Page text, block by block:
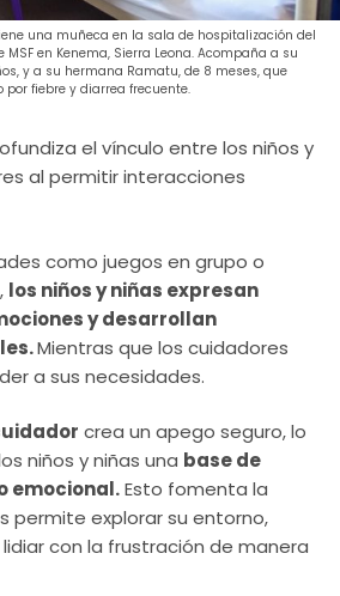
una muñeca en la sala de hospitalización del
en Kenema, Sierra Leona. Acompaña a su
y a su hermana Ramatu, de 8 meses, que
fiebre y diarrea frecuente.
el vínculo entre los niños y
al permitir interacciones
como juegos en grupo o
los niños y niñas expresan
y desarrollan
Mientras que los cuidadores
a sus necesidades.
crea un apego seguro, lo
niños y niñas una base de
emocional.Esto fomenta la
permite explorar su entorno,
con la frustración de manera